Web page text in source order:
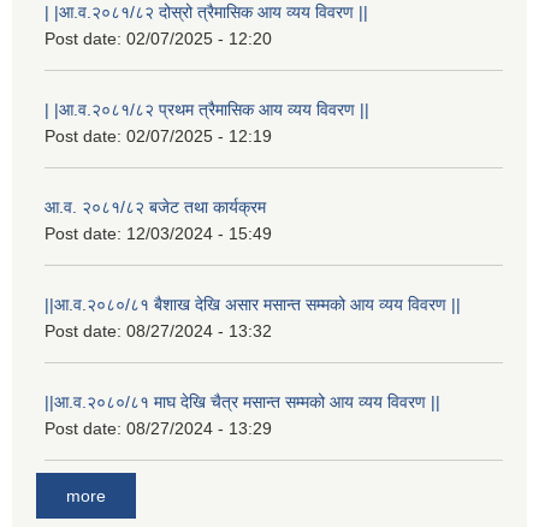
| |आ.व.२०८१/८२ दोस्रो त्रैमासिक आय व्यय विवरण ||
Post date: 02/07/2025 - 12:20
| |आ.व.२०८१/८२ प्रथम त्रैमासिक आय व्यय विवरण ||
Post date: 02/07/2025 - 12:19
आ.व. २०८१/८२ बजेट तथा कार्यक्रम
Post date: 12/03/2024 - 15:49
||आ.व.२०८०/८१ बैशाख देखि असार मसान्त सम्मको आय व्यय विवरण ||
Post date: 08/27/2024 - 13:32
||आ.व.२०८०/८१ माघ देखि चैत्र मसान्त सम्मको आय व्यय विवरण ||
Post date: 08/27/2024 - 13:29
more